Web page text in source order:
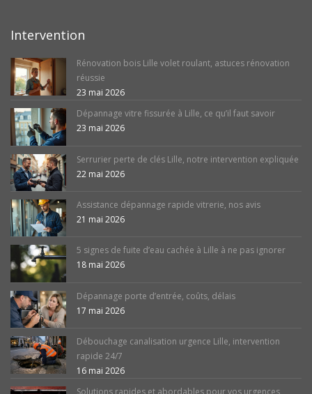
Intervention
Rénovation bois Lille volet roulant, astuces rénovation
réussie
23 mai 2026
Dépannage vitre fissurée à Lille, ce qu’il faut savoir
23 mai 2026
Serrurier perte de clés Lille, notre intervention expliquée
22 mai 2026
Assistance dépannage rapide vitrerie, nos avis
21 mai 2026
5 signes de fuite d’eau cachée à Lille à ne pas ignorer
18 mai 2026
Dépannage porte d’entrée, coûts, délais
17 mai 2026
Débouchage canalisation urgence Lille, intervention
rapide 24/7
16 mai 2026